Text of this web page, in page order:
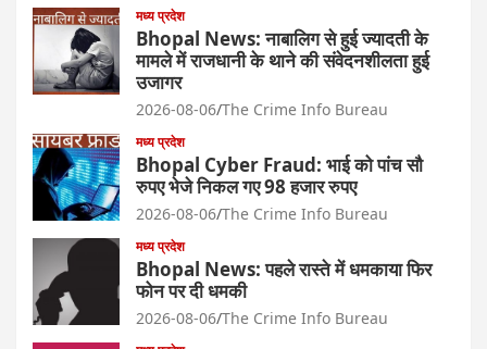
मध्य प्रदेश
Bhopal News: नाबालिग से हुई ज्यादती के
मामले में राजधानी के थाने की संवेदनशीलता हुई
उजागर
2026-08-06 The Crime Info Bureau
मध्य प्रदेश
Bhopal Cyber Fraud: भाई को पांच सौ
रुपए भेजे निकल गए 98 हजार रुपए
2026-08-06 The Crime Info Bureau
मध्य प्रदेश
Bhopal News: पहले रास्ते में धमकाया फिर
फोन पर दी धमकी
2026-08-06 The Crime Info Bureau